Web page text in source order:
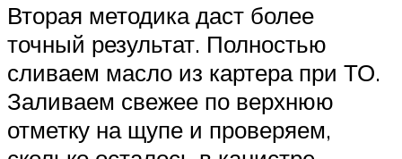
Вторая методика даст более
точный результат. Полностью
сливаем масло из картера при ТО.
Заливаем свежее по верхнюю
отметку на щупе и проверяем,